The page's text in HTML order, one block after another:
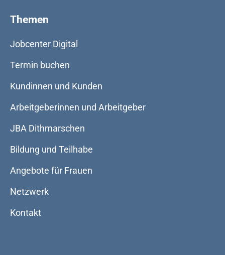
Themen
Jobcenter Digital
Termin buchen
Kundinnen und Kunden
Arbeitgeberinnen und Arbeitgeber
JBA Dithmarschen
Bildung und Teilhabe
Angebote für Frauen
Netzwerk
Kontakt